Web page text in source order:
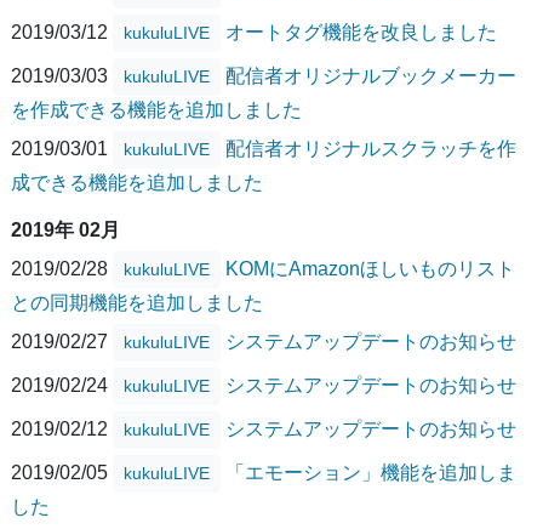
2019/03/12 kukuluLIVE オートタグ機能を改良しました
2019/03/03 kukuluLIVE
配信者オリジナルブックメーカー
を作成できる機能を追加しました
2019/03/01
kukuluLIVE
配信者オリジナルスクラッチを作
成できる機能を追加しました
2019年 02月
2019/02/28
kukuluLIVE
KOMにAmazonほしいものリスト
との同期機能を追加しました
2019/02/27
kukuluLIVE システムアップデートのお知らせ
2019/02/24 kukuluLIVE システムアップデートのお知らせ
2019/02/12 kukuluLIVE システムアップデートのお知らせ
2019/02/05 kukuluLIVE
「エモーション」機能を追加しま
した